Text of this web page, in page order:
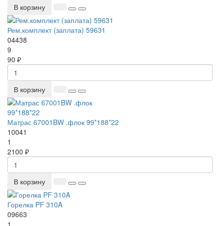
В корзину
Рем.комплект (заплата) 59631
04438
9
90 ₽
В корзину
Матрас 67001BW .флок 99*188*22
10041
1
2100 ₽
В корзину
Горелка PF 310A
09663
1